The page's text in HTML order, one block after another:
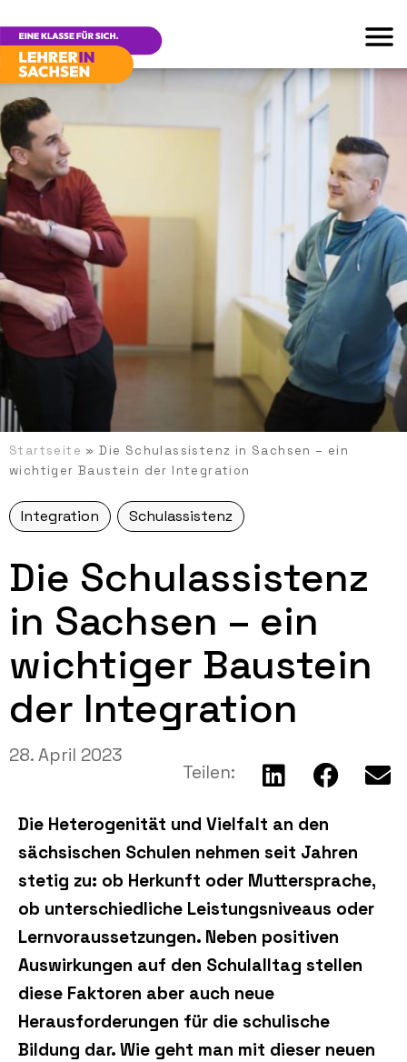
Startseite »Die Schulassistenz in Sachsen – ein
wichtiger Baustein der Integration
Integration Schulassistenz
Die Schulassistenz
in Sachsen – ein
wichtiger Baustein
der Integration
28. April 2023
Teilen:
Die Heterogenität und Vielfalt an den
sächsischen Schulen nehmen seit Jahren
stetig zu: ob Herkunft oder Muttersprache,
ob unterschiedliche Leistungsniveaus oder
Lernvoraussetzungen. Neben positiven
Auswirkungen auf den Schulalltag stellen
diese Faktoren aber auch neue
Herausforderungen für die schulische
Bildung dar. Wie geht man mit dieser neuen